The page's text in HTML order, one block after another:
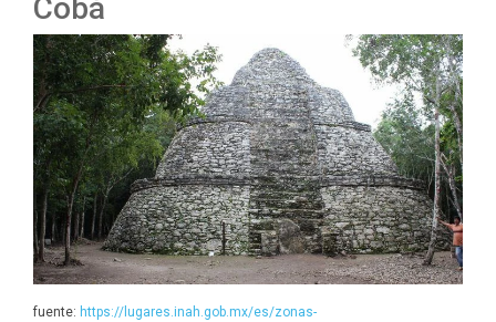
Cobá
fuente: https://lugares.inah.gob.mx/es/zonas-